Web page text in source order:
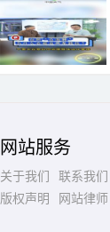
网站服务
关于我们 联系我们
版权声明
网站律师